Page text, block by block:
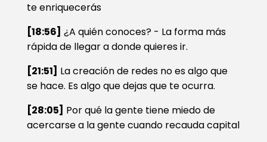
te enriquecerás
[18:56] ¿A quién conoces? - La forma más
rápida de llegar a donde quieres ir.
[21:51] La creación de redes no es algo que
se hace. Es algo que dejas que te ocurra.
[28:05] Por qué la gente tiene miedo de
acercarse a la gente cuando recauda capital